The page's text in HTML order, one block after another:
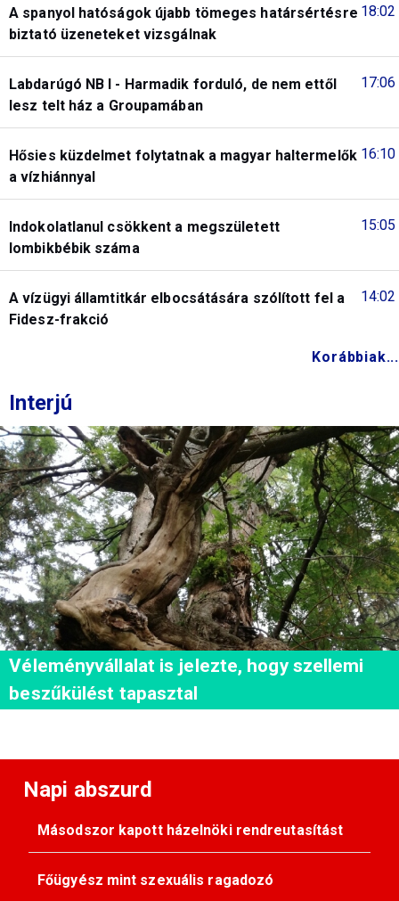
18:02
A spanyol hatóságok újabb tömeges határsértésre
biztató üzeneteket vizsgálnak
17:06
Labdarúgó NB I - Harmadik forduló, de nem ettől
lesz telt ház a Groupamában
16:10
Hősies küzdelmet folytatnak a magyar haltermelők
a vízhiánnyal
15:05
Indokolatlanul csökkent a megszületett
lombikbébik száma
14:02
A vízügyi államtitkár elbocsátására szólított fel a
Fidesz-frakció
Korábbiak...
Interjú
Véleményvállalat is jelezte, hogy szellemi
beszűkülést tapasztal
Napi abszurd
Másodszor kapott házelnöki rendreutasítást
Főügyész mint szexuális ragadozó